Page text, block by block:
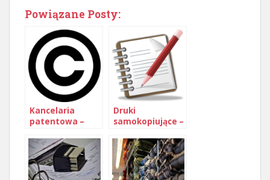
Powiązane Posty:
Kancelaria
patentowa –
spółek i firm
Wrocław
Druki
samokopiujące –
samokopiującyc
h